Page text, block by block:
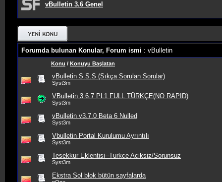
vBulletin 3.6 Genel
Forumda bulunan Konular, Forum ismi : vBulletin
Konu / Konuyu Başlatan
vBulletin S.S.S (Sıkça Sorulan Sorular)
Syst3m
VBulletin 3.6.7 PL1 FULL TÜRKÇE(NO RAPID)
Syst3m
vBulletin v3.7.0 Beta 6 Nulled
Syst3m
Vbulletin Portal Kurulumu Ayrıntılı
Syst3m
Tesekkur Eklentisi--Turkce Aciksiz/Sorunsuz
Syst3m
Ekstra Sol blok bütün sayfalarda